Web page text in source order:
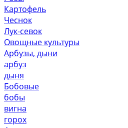
Картофель
Чеснок
Лук-севок
Овощные культуры
Арбузы, дыни
арбуз
дыня
Бобовые
бобы
вигна
горох